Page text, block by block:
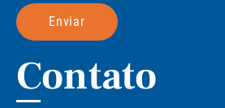
Enviar
Contato